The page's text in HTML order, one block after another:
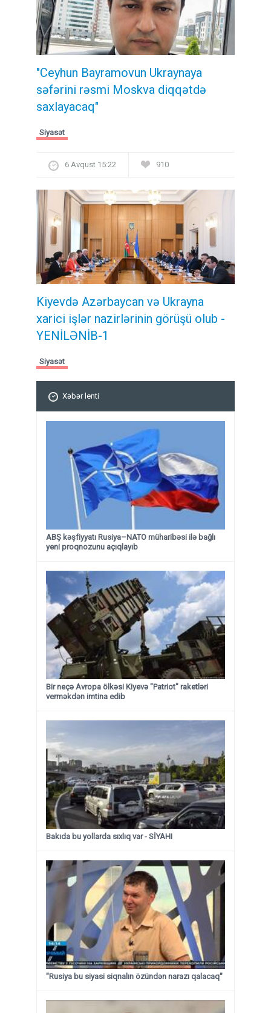
"Ceyhun Bayramovun Ukraynaya
səfərini rəsmi Moskva diqqətdə
saxlayacaq"
Siyasət
6 Avqust 15:22 910
Kiyevdə Azərbaycan və Ukrayna
xarici işlər nazirlərinin görüşü olub -
YENİLƏNİB-1
Siyasət
Xəbər lenti
ABŞ kəşfiyyatı Rusiya–NATO müharibəsi ilə bağlı
yeni proqnozunu açıqlayıb
Bir neçə Avropa ölkəsi Kiyevə "Patriot" raketləri
verməkdən imtina edib
Bakıda bu yollarda sıxlıq var - SİYAHI
"Rusiya bu siyasi siqnalın özündən narazı qalacaq"